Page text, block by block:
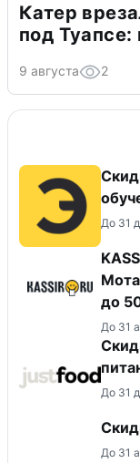
Катер
под Туапсе:
9 августа 2
До 31
до
До 31
До 31
До 31